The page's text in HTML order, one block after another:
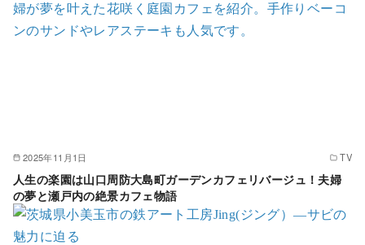
2025年11月1日 TV
人生の楽園は山口周防大島町ガーデンカフェリバージュ！夫婦
の夢と瀬戸内の絶景カフェ物語